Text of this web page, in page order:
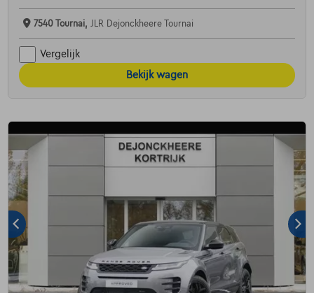
7540 Tournai, JLR Dejonckheere Tournai
Vergelijk
Bekijk wagen